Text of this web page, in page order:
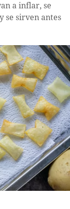
a inflar, se
se sirven antes